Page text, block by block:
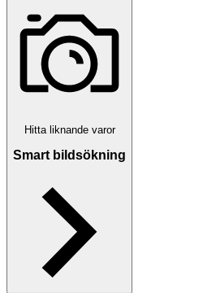
Hitta liknande varor
Smart bildsökning